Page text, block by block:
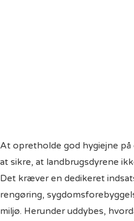
At opretholde god hygiejne
at sikre, at landbrugsdyrene
Det kræver en dedikeret
rengøring,
miljø. Herunder uddybes,